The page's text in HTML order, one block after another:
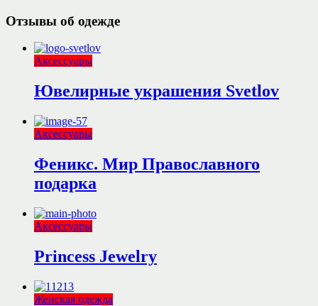
Отзывы об одежде
Аксессуары
Ювелирные украшения Svetlov
Аксессуары
Феникс. Мир Православного
подарка
Аксессуары
Princess Jewelry
Женская одежда